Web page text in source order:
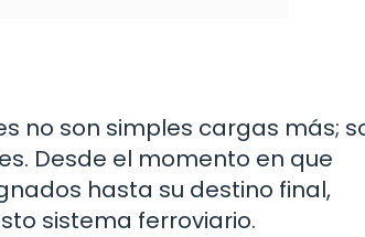
no son simples cargas más;
Desde el momento en que
hasta su destino final,
sistema ferroviario.